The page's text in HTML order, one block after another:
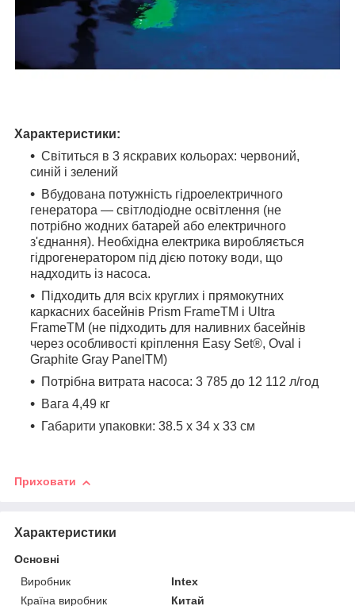
Характеристики:
Світиться в 3 яскравих кольорах: червоний,
синій і зелений
Вбудована потужність гідроелектричного
генератора — світлодіодне освітлення (не
потрібно жодних батарей або електричного
з'єднання). Необхідна електрика виробляється
гідрогенератором під дією потоку води, що
надходить із насоса.
Підходить для всіх круглих і прямокутних
каркасних басейнів Prism FrameTM і Ultra
FrameTM (не підходить для наливних басейнів
через особливості кріплення Easy Set®, Oval і
Graphite Gray PanelTM)
Потрібна витрата насоса: 3 785 до 12 112 л/год
Вага 4,49 кг
Габарити упаковки: 38.5 х 34 х 33 см
Приховати
Характеристики
Основні
Виробник
Intex
Країна виробник
Китай